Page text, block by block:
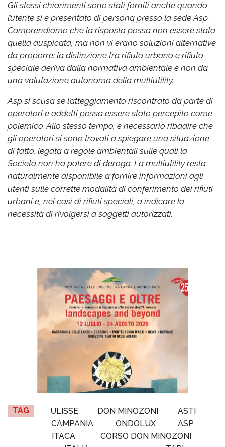
Gli stessi chiarimenti sono stati forniti anche quando
l’utente si è presentato di persona presso la sede Asp.
Comprendiamo che la risposta possa non essere stata
quella auspicata, ma non vi erano soluzioni alternative
da proporre: la distinzione tra rifiuto urbano e rifiuto
speciale deriva dalla normativa ambientale e non da
una valutazione autonoma della multiutility.
Asp si scusa se l’atteggiamento riscontrato da parte di
operatori e addetti possa essere stato percepito come
polemico. Allo stesso tempo, è necessario ribadire che
gli operatori si sono trovati a spiegare una situazione
di fatto, legata a regole ambientali sulle quali la
Società non ha potere di deroga. La multiutility resta
naturalmente disponibile a fornire informazioni agli
utenti sulle corrette modalità di conferimento dei rifiuti
urbani e, nei casi di rifiuti speciali, a indicare la
necessità di rivolgersi a soggetti autorizzati.
TAG ULISSE DON MINOZONI
ASTI
CAMPANIA
ONDOLUX
ASP
ITACA
CORSO DON MINOZONI